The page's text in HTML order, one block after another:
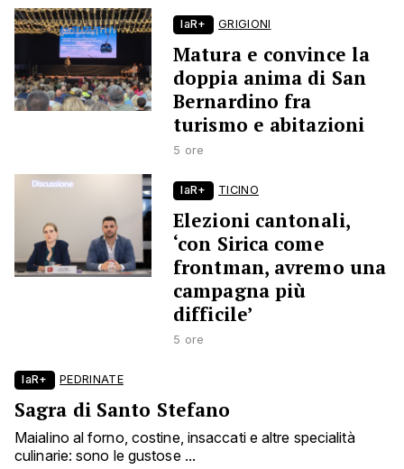
laR+ GRIGIONI
Matura e convince la
doppia anima di San
Bernardino fra
turismo e abitazioni
5 ore
laR+ TICINO
Elezioni cantonali,
‘con Sirica come
frontman, avremo una
campagna più
difficile’
5 ore
laR+ PEDRINATE
Sagra di Santo Stefano
Maialino al forno, costine, insaccati e altre specialità
culinarie: sono le gustose ...